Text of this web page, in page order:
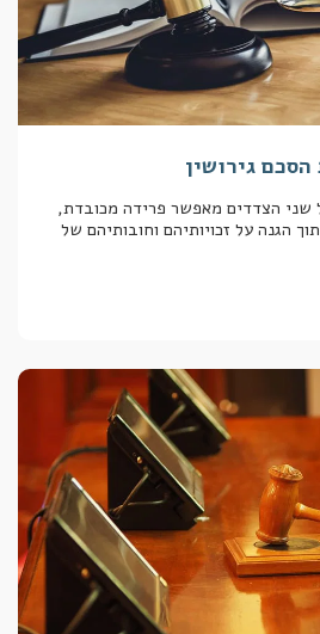
גירושין
שני הצדדים מאפשר פרידה מכובדת,
הגנה על זכויותיהם וחובותיהם של